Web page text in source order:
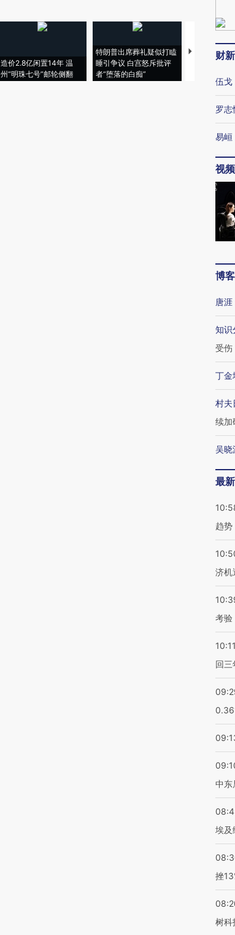
造价2.8亿闲置14年 温
州“明珠七号”邮轮侧翻
特朗普出席葬礼疑似打瞌
睡引争议 白宫怒斥批评
者“堕落的白痴”
视线｜全球最
97个 印度如
财
伍戈
罗志
易峘
视频
博客
唐涯
知识
受伤
丁金
村夫
续加
吴晓
最
趋势
济机
考验
10:11
回三
中东
埃及
挫
树科